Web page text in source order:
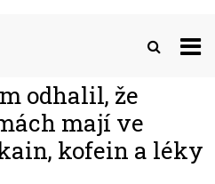
odhalil, že
mají ve
kofein a léky